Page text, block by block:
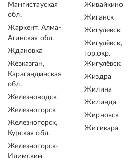
Мангистауская
обл.
Жаркент, Алма-
Атинская обл.
Ждановка
Жезказган,
Карагандинская
обл.
Железноводск
Железногорск
Железногорск,
Курская обл.
Железногорск-
Илимский
Живайкино
Жиганск
Жигулевск
Жигулёвск,
гор.окр.
Жигулёвск
Жиздра
Жилина
Жилинда
Жирновск
Житикара